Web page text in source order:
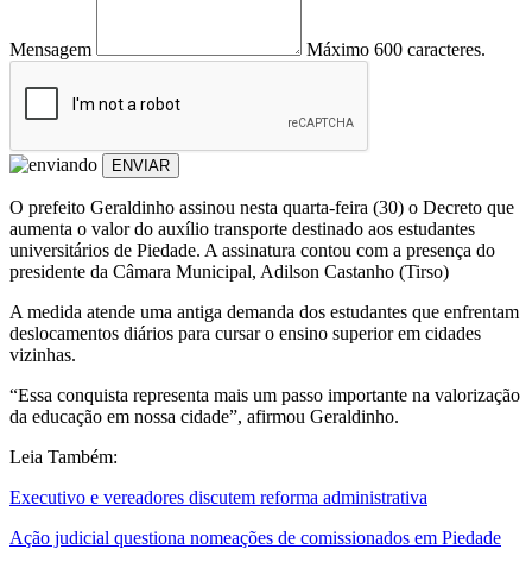
Mensagem Máximo 600 caracteres.
ENVIAR
O prefeito Geraldinho assinou nesta quarta-feira (30) o Decreto que
aumenta o valor do auxílio transporte destinado aos estudantes
universitários de Piedade. A assinatura contou com a presença do
presidente da Câmara Municipal, Adilson Castanho (Tirso)
A medida atende uma antiga demanda dos estudantes que enfrentam
deslocamentos diários para cursar o ensino superior em cidades
vizinhas.
“Essa conquista representa mais um passo importante na valorização
da educação em nossa cidade”, afirmou Geraldinho.
Leia Também:
Executivo e vereadores discutem reforma administrativa
Ação judicial questiona nomeações de comissionados em Piedade